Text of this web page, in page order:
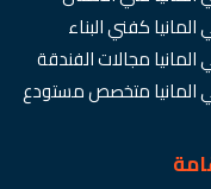
كفني البناء
مجالات الفندقة
المانيا متخصص مستودع